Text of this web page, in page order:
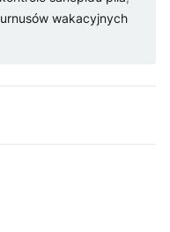
wakacyjnych